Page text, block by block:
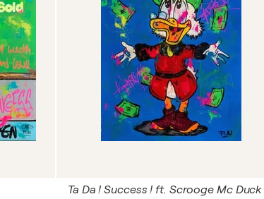
Ta Da ! Success ! ft. Scrooge Mc Duck